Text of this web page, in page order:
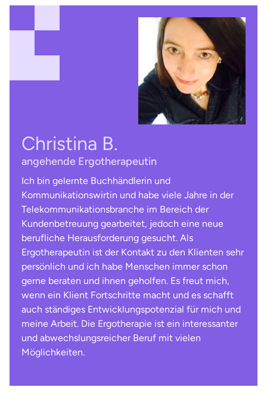
Christina B.
angehende Ergotherapeutin
Ich bin gelernte Buchhändlerin und
Kommunikationswirtin und habe viele Jahre in der
Telekommunikationsbranche im Bereich der
Kundenbetreuung gearbeitet, jedoch eine neue
berufliche Herausforderung gesucht. Als
Ergotherapeutin ist der Kontakt zu den Klienten sehr
persönlich und ich habe Menschen immer schon
gerne beraten und ihnen geholfen. Es freut mich,
wenn ein Klient Fortschritte macht und es schafft
auch ständiges Entwicklungspotenzial für mich und
meine Arbeit. Die Ergotherapie ist ein interessanter
und abwechslungsreicher Beruf mit vielen
Möglichkeiten.